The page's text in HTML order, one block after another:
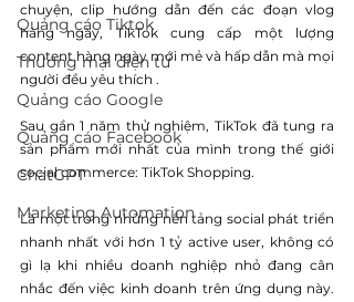
Quảng cáo Tiktok
Thương mại điện tử
Quảng cáo Google
Quảng cáo Facebook
ChatGPT
Marketing Automation
chuyện, clip hướng dẫn đến các đoạn vlog
hàng ngày, TikTok cung cấp một lượng
content hàng ngày mới mẻ và hấp dẫn mà mọi
người đều yêu thích .
Sau gần 1 năm thử nghiệm, TikTok đã tung ra
sản phẩm mới nhất của mình trong thế giới
social commerce: TikTok Shopping.
Là một trong những nền tảng social phát triển
nhanh nhất với hơn 1 tỷ active user, không có
gì lạ khi nhiều doanh nghiệp nhỏ đang cân
nhắc đến việc kinh doanh trên ứng dụng này.